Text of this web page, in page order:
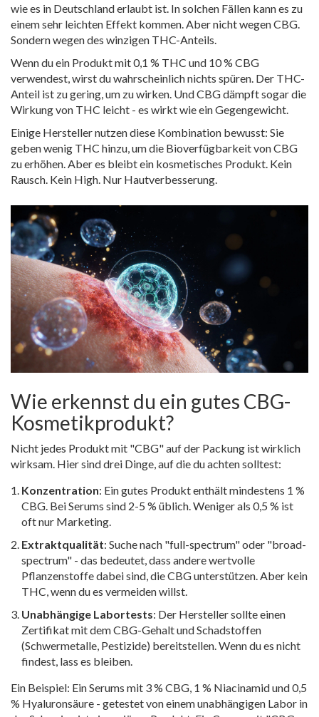
wie es in Deutschland erlaubt ist. In solchen Fällen kann es zu
einem sehr leichten Effekt kommen. Aber nicht wegen CBG.
Sondern wegen des winzigen THC-Anteils.
Wenn du ein Produkt mit 0,1 % THC und 10 % CBG
verwendest, wirst du wahrscheinlich nichts spüren. Der THC-
Anteil ist zu gering, um zu wirken. Und CBG dämpft sogar die
Wirkung von THC leicht - es wirkt wie ein Gegengewicht.
Einige Hersteller nutzen diese Kombination bewusst: Sie
geben wenig THC hinzu, um die Bioverfügbarkeit von CBG
zu erhöhen. Aber es bleibt ein kosmetisches Produkt. Kein
Rausch. Kein High. Nur Hautverbesserung.
Wie erkennst du ein gutes CBG-
Kosmetikprodukt?
Nicht jedes Produkt mit "CBG" auf der Packung ist wirklich
wirksam. Hier sind drei Dinge, auf die du achten solltest:
Konzentration: Ein gutes Produkt enthält mindestens 1 %
CBG. Bei Serums sind 2-5 % üblich. Weniger als 0,5 % ist
oft nur Marketing.
Extraktqualität: Suche nach "full-spectrum" oder "broad-
spectrum" - das bedeutet, dass andere wertvolle
Pflanzenstoffe dabei sind, die CBG unterstützen. Aber kein
THC, wenn du es vermeiden willst.
Unabhängige Labortests: Der Hersteller sollte einen
Zertifikat mit dem CBG-Gehalt und Schadstoffen
(Schwermetalle, Pestizide) bereitstellen. Wenn du es nicht
findest, lass es bleiben.
Ein Beispiel: Ein Serums mit 3 % CBG, 1 % Niacinamid und 0,5
% Hyaluronsäure - getestet von einem unabhängigen Labor in